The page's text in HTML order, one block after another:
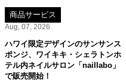
商品サービス
Aug, 07, 2026
ハワイ限定デザインのサンサンス
ポンジ、ワイキキ・シェラトンホ
テル内ネイルサロン「naillabo」
で販売開始！